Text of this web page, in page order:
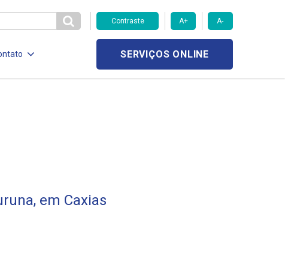
Contraste A+ A-
SERVIÇOS ONLINE
em Caxias